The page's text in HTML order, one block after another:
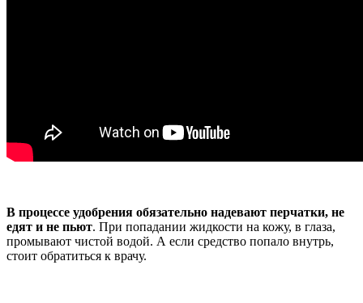
В процессе удобрения обязательно надевают перчатки, не
едят и не пьют. При попадании жидкости на кожу, в глаза,
промывают чистой водой. А если средство попало внутрь,
стоит обратиться к врачу.